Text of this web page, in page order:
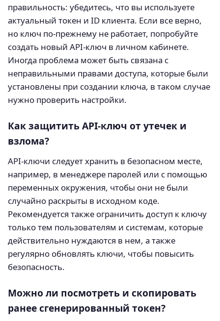
правильность: убедитесь, что вы используете
актуальный токен и ID клиента. Если все верно,
но ключ по-прежнему не работает, попробуйте
создать новый API-ключ в личном кабинете.
Иногда проблема может быть связана с
неправильными правами доступа, которые были
установлены при создании ключа, в таком случае
нужно проверить настройки.
Как защитить API-ключ от утечек и
взлома?
API-ключи следует хранить в безопасном месте,
например, в менеджере паролей или с помощью
переменных окружения, чтобы они не были
случайно раскрыты в исходном коде.
Рекомендуется также ограничить доступ к ключу
только тем пользователям и системам, которые
действительно нуждаются в нем, а также
регулярно обновлять ключи, чтобы повысить
безопасность.
Можно ли посмотреть и скопировать
ранее сгенерированный токен?